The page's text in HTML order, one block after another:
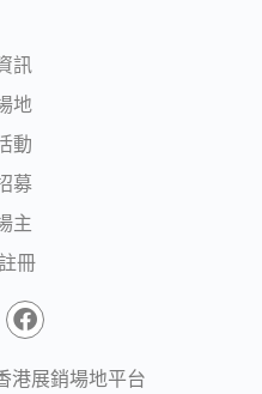
訊
地
動
募
主
冊
港展銷場地平台